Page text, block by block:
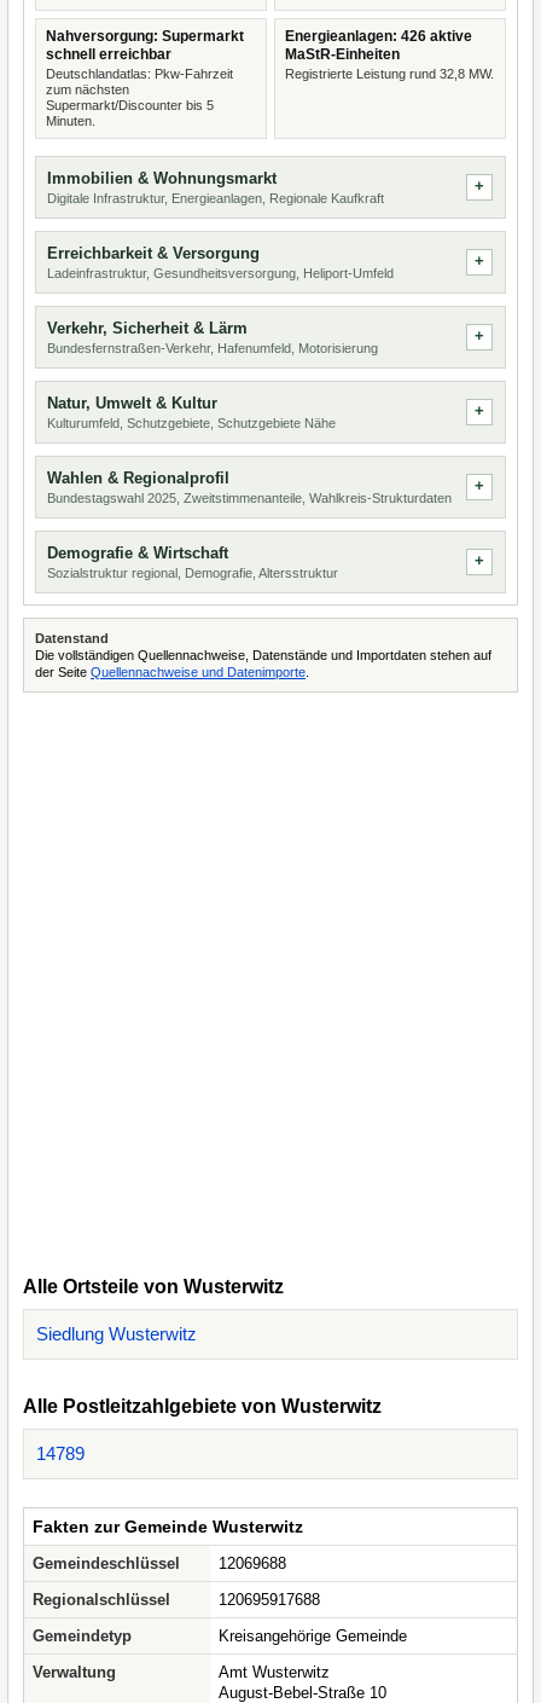
Nahversorgung: Supermarkt
schnell erreichbar
Deutschlandatlas: Pkw-Fahrzeit
zum nächsten
Supermarkt/Discounter bis 5
Minuten.
Energieanlagen: 426 aktive
MaStR-Einheiten
Registrierte Leistung rund 32,8 MW.
Immobilien & Wohnungsmarkt
Digitale Infrastruktur, Energieanlagen, Regionale Kaufkraft
Erreichbarkeit & Versorgung
Ladeinfrastruktur, Gesundheitsversorgung, Heliport-Umfeld
Verkehr, Sicherheit & Lärm
Bundesfernstraßen-Verkehr, Hafenumfeld, Motorisierung
Natur, Umwelt & Kultur
Kulturumfeld, Schutzgebiete, Schutzgebiete Nähe
Wahlen & Regionalprofil
Bundestagswahl 2025, Zweitstimmenanteile, Wahlkreis-Strukturdaten
Demografie & Wirtschaft
Sozialstruktur regional, Demografie, Altersstruktur
Datenstand
Die vollständigen Quellennachweise, Datenstände und Importdaten stehen auf
der Seite Quellennachweise und Datenimporte
Alle Ortsteile von Wusterwitz
Siedlung Wusterwitz
Alle Postleitzahlgebiete von Wusterwitz
14789
Fakten zur Gemeinde Wusterwitz
Gemeindeschlüssel
12069688
Regionalschlüssel
120695917688
Gemeindetyp
Kreisangehörige Gemeinde
Verwaltung
Amt Wusterwitz
August-Bebel-Straße 10